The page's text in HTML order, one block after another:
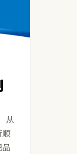
从
顺